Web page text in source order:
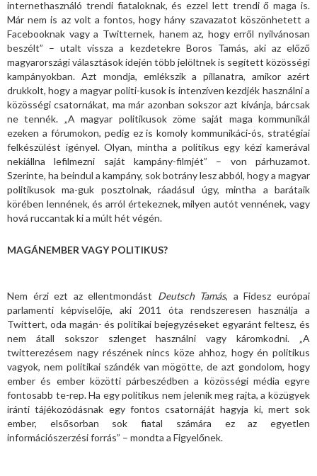
internethasználó trendi fiataloknak, és ezzel lett trendi ő maga is.
Már nem is az volt a fontos, hogy hány szavazatot köszönhetett a
Facebooknak vagy a Twitternek, hanem az, hogy erről nyilvánosan
beszélt” – utalt vissza a kezdetekre Boros Tamás, aki az előző
magyarországi választások idején több jelöltnek is segített közösségi
kampányokban. Azt mondja, emlékszik a pillanatra, amikor azért
drukkolt, hogy a magyar politi-kusok is intenzíven kezdjék használni a
közösségi csatornákat, ma már azonban sokszor azt kívánja, bárcsak
ne tennék. „A magyar politikusok zöme saját maga kommunikál
ezeken a fórumokon, pedig ez is komoly kommunikáci-ós, stratégiai
felkészülést igényel. Olyan, mintha a politikus egy kézi kamerával
nekiállna lefilmezni saját kampány-filmjét” – von párhuzamot.
Szerinte, ha beindul a kampány, sok botrány lesz abból, hogy a magyar
politikusok ma-guk posztolnak, ráadásul úgy, mintha a barátaik
körében lennének, és arról értekeznek, milyen autót vennének, vagy
hová ruccantak ki a múlt hét végén.
MAGÁNEMBER VAGY POLITIKUS?
Nem érzi ezt az ellentmondást Deutsch Tamás, a Fidesz európai
parlamenti képviselője, aki 2011 óta rendszeresen használja a
Twittert, oda magán- és politikai bejegyzéseket egyaránt feltesz, és
nem átall sokszor szlenget használni vagy káromkodni. „A
twitterezésem nagy részének nincs köze ahhoz, hogy én politikus
vagyok, nem politikai szándék van mögötte, de azt gondolom, hogy
ember és ember közötti párbeszédben a közösségi média egyre
fontosabb te-rep. Ha egy politikus nem jelenik meg rajta, a közügyek
iránti tájékozódásnak egy fontos csatornáját hagyja ki, mert sok
ember, elsősorban sok fiatal számára ez az egyetlen
információszerzési forrás” – mondta a Figyelőnek.